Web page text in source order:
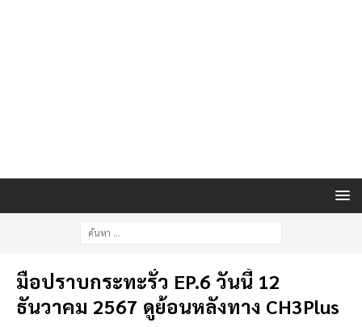
มือปราบกระทะรั่ว EP.6 วันนี้ 12
ธันวาคม 2567 ดูย้อนหลังทาง CH3Plus